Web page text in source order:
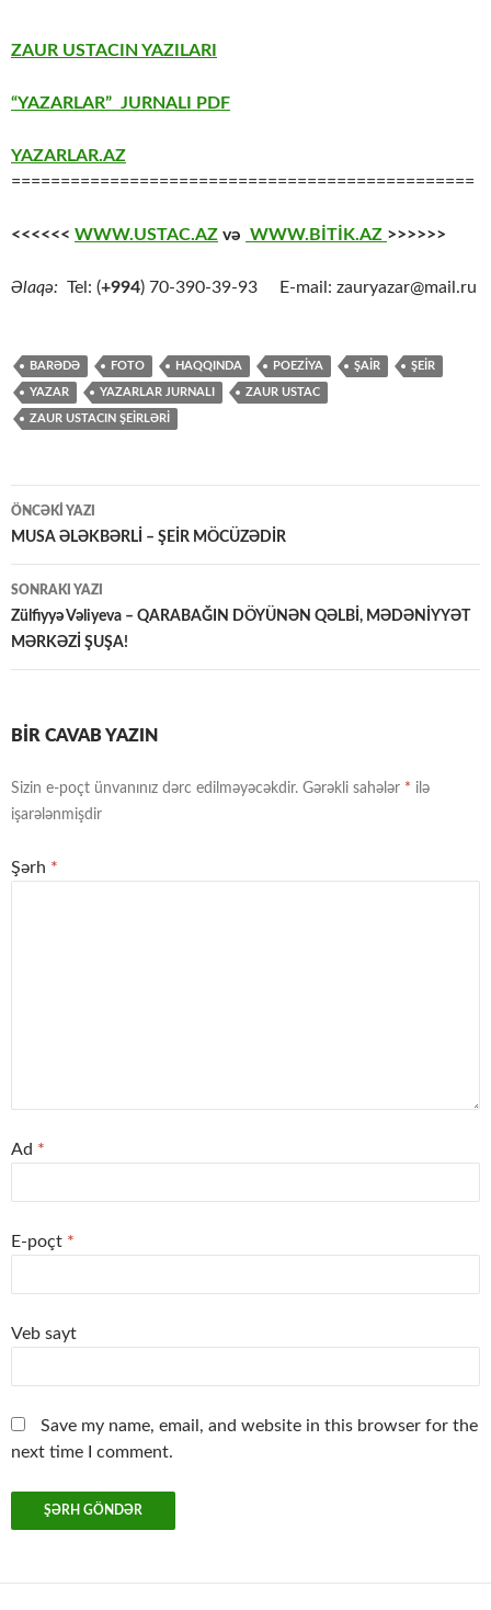
ZAUR USTACIN YAZILARI
“YAZARLAR” JURNALI PDF
YAZARLAR.AZ
===============================================
<<<<<< WWW.USTAC.AZ və WWW.BİTİK.AZ >>>>>>
Əlaqə: Tel: (+994) 70-390-39-93 E-mail: zauryazar@mail.ru
BARƏDƏ FOTO HAQQINDA POEZİYA ŞAİR ŞEİR
YAZAR YAZARLAR JURNALI ZAUR USTAC
ZAUR USTACIN ŞEİRLƏRİ
Yazılar
üzrə
naviqasiya
ÖNCƏKI YAZI
MUSA ƏLƏKBƏRLİ – ŞEİR MÖCÜZƏDİR
SONRAKI YAZI
Zülfiyyə Vəliyeva – QARABAĞIN DÖYÜNƏN QƏLBİ, MƏDƏNİYYƏT
MƏRKƏZİ ŞUŞA!
BIR CAVAB YAZIN
Sizin e-poçt ünvanınız dərc edilməyəcəkdir. Gərəkli sahələr * ilə
işarələnmişdir
Şərh *
Ad *
E-poçt *
Veb sayt
Save my name, email, and website in this browser for the
next time I comment.